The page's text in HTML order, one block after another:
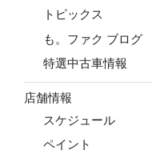
トピックス
も。ファク ブログ
特選中古車情報
店舗情報
スケジュール
ペイント